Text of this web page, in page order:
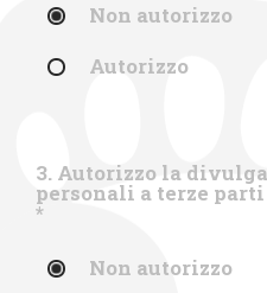
Non autorizzo
Autorizzo
3. Autorizzo la
personali a terze
*
Non autorizzo